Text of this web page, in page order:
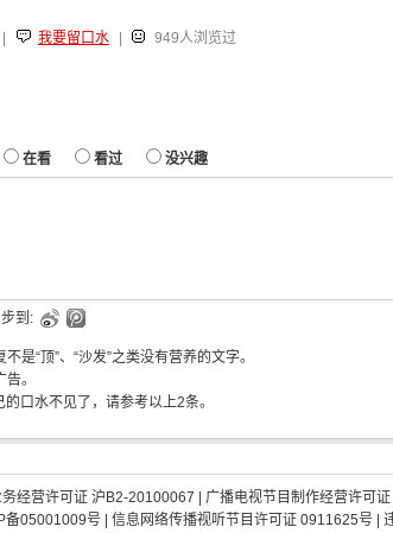
我要留口水 949人浏览过
在看 看过 没兴趣
步到:
是“顶”、“沙发”之类没有营养的文字。
。
口水不见了，请参考以上2条。
经营许可证 沪B2-20100067 | 广播电视节目制作经营许可
备05001009号| 信息网络传播视听节目许可证 0911625号|